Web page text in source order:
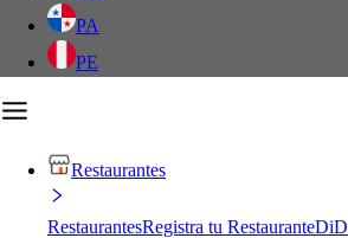
PA
PE
Restaurantes
RestaurantesRegistra tu Restaurante